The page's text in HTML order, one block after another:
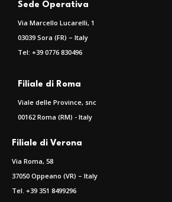
Sede Operativa
Via Marcello Lucarelli, 1
03039 Sora (FR) – Italy
Tel: +39 0776 830496
Filiale di Roma
Viale delle Province, snc
00162 Roma (RM) - Italy
Filiale di Verona
Via Roma, 58
37050 Oppeano (VR) – Italy
Tel. +39 351 8499296